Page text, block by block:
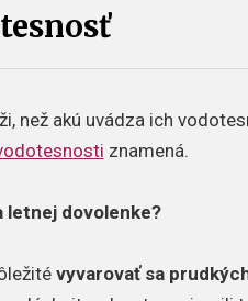
než akú uvádza ich
znamená.
letnej dovolenke?
vyvarovať sa